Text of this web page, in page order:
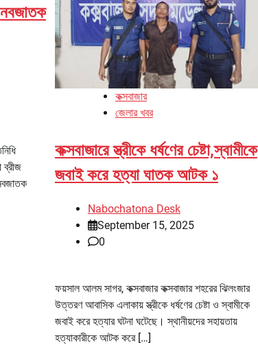
নবজাতক
ব্রীজ
কক্সবাজার
জেলার খবর
কক্সবাজারে স্ত্রীকে ধর্ষণের চেষ্টা,স্বামীকে
জবাই করে হত্যা ঘাতক আটক ১
Nabochatona Desk
September 15, 2025
0
ফয়সাল আলম সাগর, কক্সবাজার কক্সবাজার শহরের ঝিলংজার
উত্তরণ আবাসিক এলাকায় স্ত্রীকে ধর্ষণের চেষ্টা ও স্বামীকে
জবাই করে হত্যার ঘটনা ঘটেছে। স্থানীয়দের সহায়তায়
হত্যাকারীকে আটক করে […]